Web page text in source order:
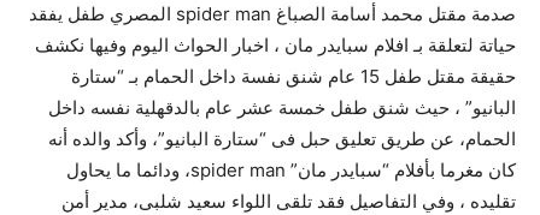
صدمة مقتل محمد أسامة الصباغ spider man المصري طفل يفقد
حياتة لتعلقة بـ افلام سبايدر مان ، اخبار الحواث اليوم وفيها نكشف
حقيقة مقتل طفل 15 عام شنق نفسة داخل الحمام بـ “ستارة
البانيو” ، حيث شنق طفل خمسة عشر عام بالدقهلية نفسه داخل
الحمام، عن طريق تعليق حبل فى “ستارة البانيو”، وأكد والده أنه
كان مغرما بأفلام “سبايدر مان” spider man، ودائما ما يحاول
تقليده ، وفي التفاصيل فقد تلقى اللواء سعيد شلبى، مدير أمن